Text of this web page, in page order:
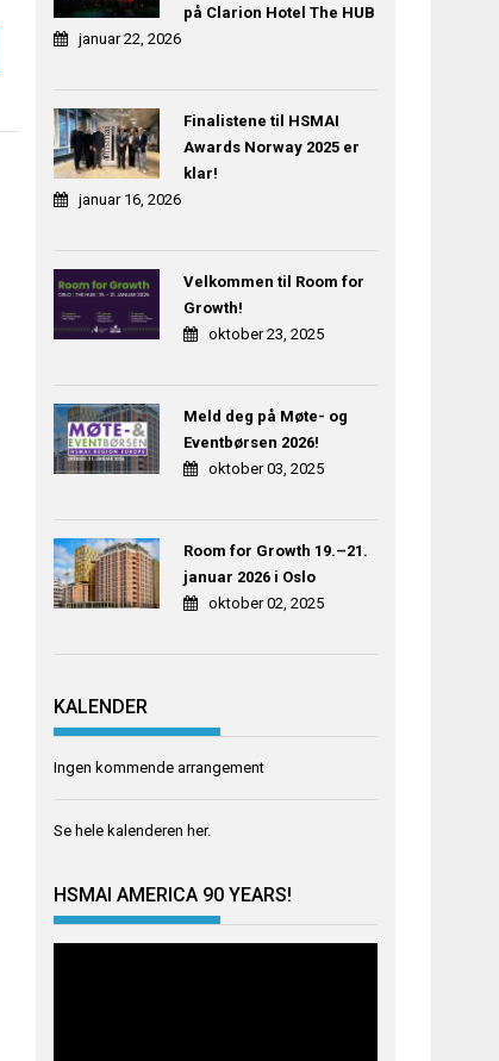
på Clarion Hotel The HUB
januar 22, 2026
Finalistene til HSMAI
Awards Norway 2025 er
klar!
januar 16, 2026
Velkommen til Room for
Growth!
oktober 23, 2025
Meld deg på Møte- og
Eventbørsen 2026!
oktober 03, 2025
Room for Growth 19.–21.
januar 2026 i Oslo
oktober 02, 2025
KALENDER
Ingen kommende arrangement
Se hele kalenderen her.
HSMAI AMERICA 90 YEARS!